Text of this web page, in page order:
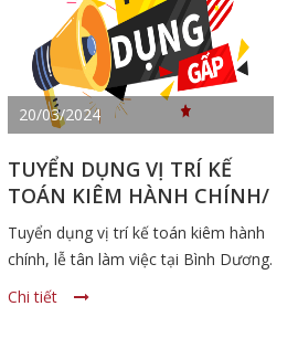
20/03/2024
TUYỂN DỤNG VỊ TRÍ KẾ
TOÁN KIÊM HÀNH CHÍNH/
LỄ TÂN CHI NHÁNH BÌNH
DƯƠNG
Tuyển dụng vị trí kế toán kiêm hành
chính, lễ tân làm việc tại Bình Dương.
Chi tiết